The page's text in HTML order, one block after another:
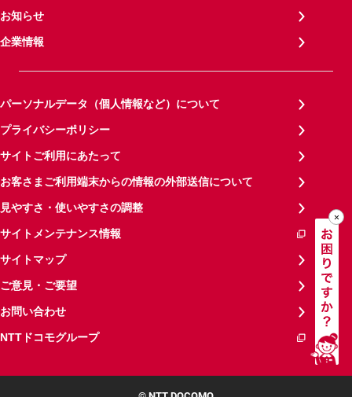
お知らせ
企業情報
パーソナルデータ（個人情報など）について
プライバシーポリシー
サイトご利用にあたって
お客さまご利用端末からの情報の外部送信について
見やすさ・使いやすさの調整
サイトメンテナンス情報
サイトマップ
ご意見・ご要望
お問い合わせ
NTTドコモグループ